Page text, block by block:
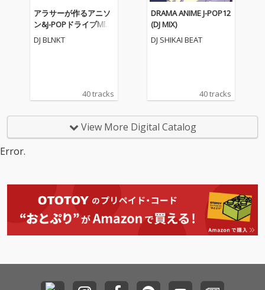
アラサーが作るアニソ
ン&J-POPドライブMIX1
9 (DJ MIX)
DJ BLNKT
40 tracks
DRAMA ANIME J-POP12
(DJ MIX)
DJ SHIKAI BEAT
40 tracks
View More Digital Catalog
Error.